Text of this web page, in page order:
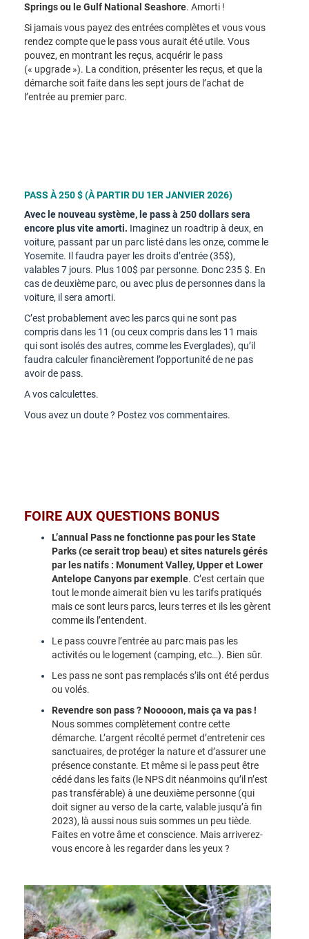
Springs ou le Gulf National Seashore. Amorti !
Si jamais vous payez des entrées complètes et vous vous
rendez compte que le pass vous aurait été utile. Vous
pouvez, en montrant les reçus, acquérir le pass
(« upgrade »). La condition, présenter les reçus, et que la
démarche soit faite dans les sept jours de l’achat de
l’entrée au premier parc.
PASS À 250 $ (À PARTIR DU 1ER JANVIER 2026)
Avec le nouveau système, le pass à 250 dollars sera
encore plus vite amorti. Imaginez un roadtrip à deux, en
voiture, passant par un parc listé dans les onze, comme le
Yosemite. Il faudra payer les droits d’entrée (35$),
valables 7 jours. Plus 100$ par personne. Donc 235 $. En
cas de deuxième parc, ou avec plus de personnes dans la
voiture, il sera amorti.
C’est probablement avec les parcs qui ne sont pas
compris dans les 11 (ou ceux compris dans les 11 mais
qui sont isolés des autres, comme les Everglades), qu’il
faudra calculer financièrement l’opportunité de ne pas
avoir de pass.
A vos calculettes.
Vous avez un doute ? Postez vos commentaires.
FOIRE AUX QUESTIONS BONUS
L’annual Pass ne fonctionne pas pour les State
Parks (ce serait trop beau) et sites naturels gérés
par les natifs : Monument Valley, Upper et Lower
Antelope Canyons par exemple. C’est certain que
tout le monde aimerait bien vu les tarifs pratiqués
mais ce sont leurs parcs, leurs terres et ils les gèrent
comme ils l’entendent.
Le pass couvre l’entrée au parc mais pas les
activités ou le logement (camping, etc…). Bien sûr.
Les pass ne sont pas remplacés s’ils ont été perdus
ou volés.
Revendre son pass ? Nooooon, mais ça va pas !
Nous sommes complètement contre cette
démarche. L’argent récolté permet d’entretenir ces
sanctuaires, de protéger la nature et d’assurer une
présence constante. Et même si le pass peut être
cédé dans les faits (le NPS dit néanmoins qu’il n’est
pas transférable) à une deuxième personne (qui
doit signer au verso de la carte, valable jusqu’à fin
2023), là aussi nous suis sommes un peu tiède.
Faites en votre âme et conscience. Mais arriverez-
vous encore à les regarder dans les yeux ?